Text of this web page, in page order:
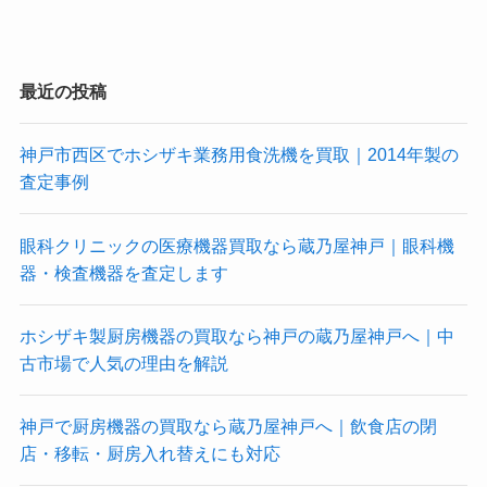
最近の投稿
神戸市西区でホシザキ業務用食洗機を買取｜2014年製の
査定事例
眼科クリニックの医療機器買取なら蔵乃屋神戸｜眼科機
器・検査機器を査定します
ホシザキ製厨房機器の買取なら神戸の蔵乃屋神戸へ｜中
古市場で人気の理由を解説
神戸で厨房機器の買取なら蔵乃屋神戸へ｜飲食店の閉
店・移転・厨房入れ替えにも対応